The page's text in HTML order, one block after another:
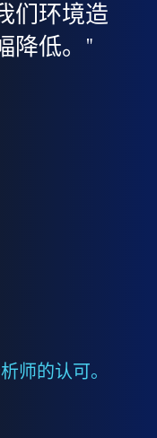
们环境造
降低。"
师的认可。